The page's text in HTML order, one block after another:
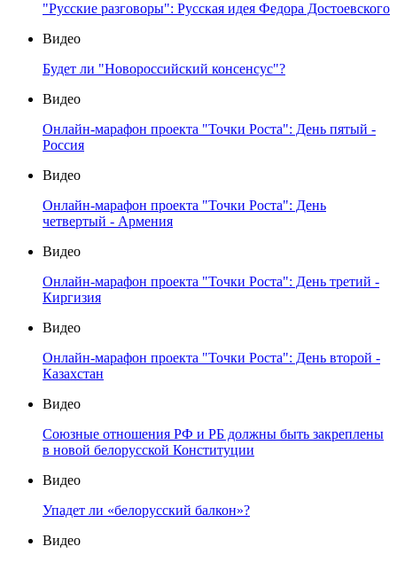
"Русские разговоры": Русская идея Федора Достоевского
Видео
Будет ли "Новороссийский консенсус"?
Видео
Онлайн-марафон проекта "Точки Роста": День пятый -
Россия
Видео
Онлайн-марафон проекта "Точки Роста": День
четвертый - Армения
Видео
Онлайн-марафон проекта "Точки Роста": День третий -
Киргизия
Видео
Онлайн-марафон проекта "Точки Роста": День второй -
Казахстан
Видео
Союзные отношения РФ и РБ должны быть закреплены
в новой белорусской Конституции
Видео
Упадет ли «белорусский балкон»?
Видео